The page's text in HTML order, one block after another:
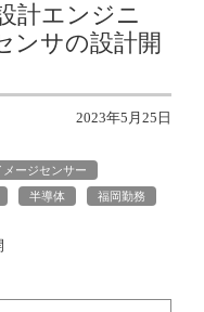
計エンジニ
ンサの設計開
2023年5月25日
メージセンサー
半導体 福岡勤務